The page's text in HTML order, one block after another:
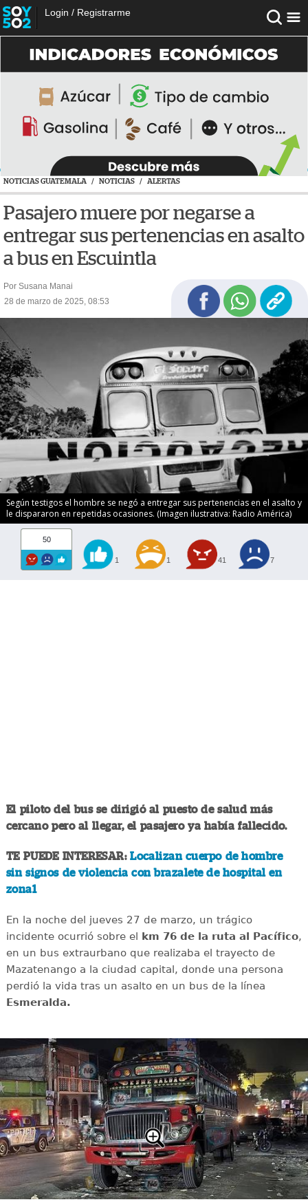
Login / Registrarme
NOTICIAS GUATEMALA / NOTICIAS / ALERTAS
Pasajero muere por negarse a
entregar sus pertenencias en asalto
a bus en Escuintla
Por Susana Manai
28 de marzo de 2025, 08:53
Según testigos el hombre se negó a entregar sus pertenencias en el asalto y
le dispararon en repetidas ocasiones. (Imagen ilustrativa: Radio América)
50
1 1 41 7
El piloto del bus se dirigió al puesto de salud más
cercano pero al llegar, el pasajero ya había fallecido.
TE PUEDE INTERESAR:Localizan cuerpo de hombre
sin signos de violencia con brazalete de hospital en
zona1
En la noche del jueves 27 de marzo, un trágico
incidente ocurrió sobre el km 76 de la ruta al Pacífico,
en un bus extraurbano que realizaba el trayecto de
Mazatenango a la ciudad capital, donde una persona
perdió la vida tras un asalto en un bus de la línea
Esmeralda.